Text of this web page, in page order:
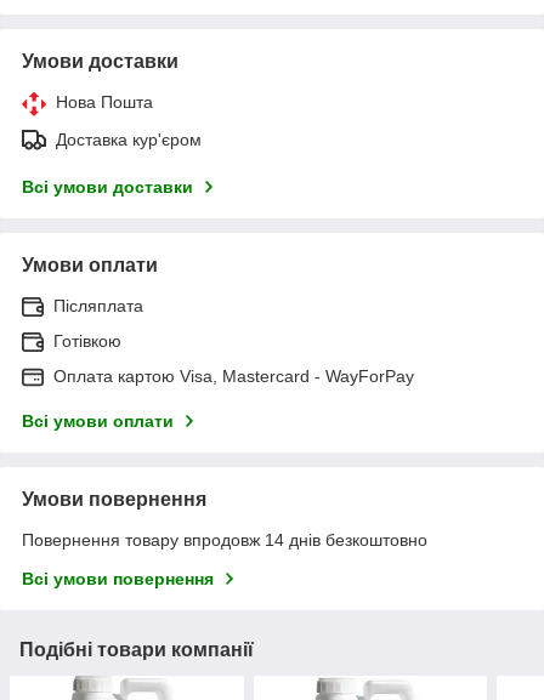
Умови доставки
Нова Пошта
Доставка кур'єром
Всі умови доставки
Умови оплати
Післяплата
Готівкою
Оплата картою Visa, Mastercard - WayForPay
Всі умови оплати
Умови повернення
Повернення товару впродовж 14 днів безкоштовно
Всі умови повернення
Подібні товари компанії